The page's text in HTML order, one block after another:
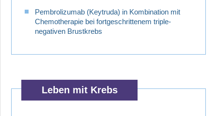
Pembrolizumab (Keytruda) in Kombination mit
Chemotherapie bei fortgeschrittenem triple-
negativen Brustkrebs
Leben mit Krebs